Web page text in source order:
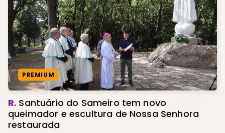
PREMIUM
R. Santuário do Sameiro tem novo
queimador e escultura de Nossa Senhora
restaurada